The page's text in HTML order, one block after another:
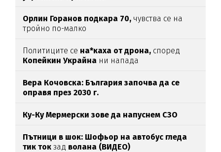
Орлин Горанов подкара 70, чувства се на
тройно по-малко
Политиците се на*каха от дрона, според
Копейкин Украйна ни напада
Вера Кочовска: България започва да се
оправя през 2030 г.
Ку-Ку Мермерски зове да напуснем СЗО
Пътници в шок: Шофьор на автобус гледа
тик ток зад волана (ВИДЕО)